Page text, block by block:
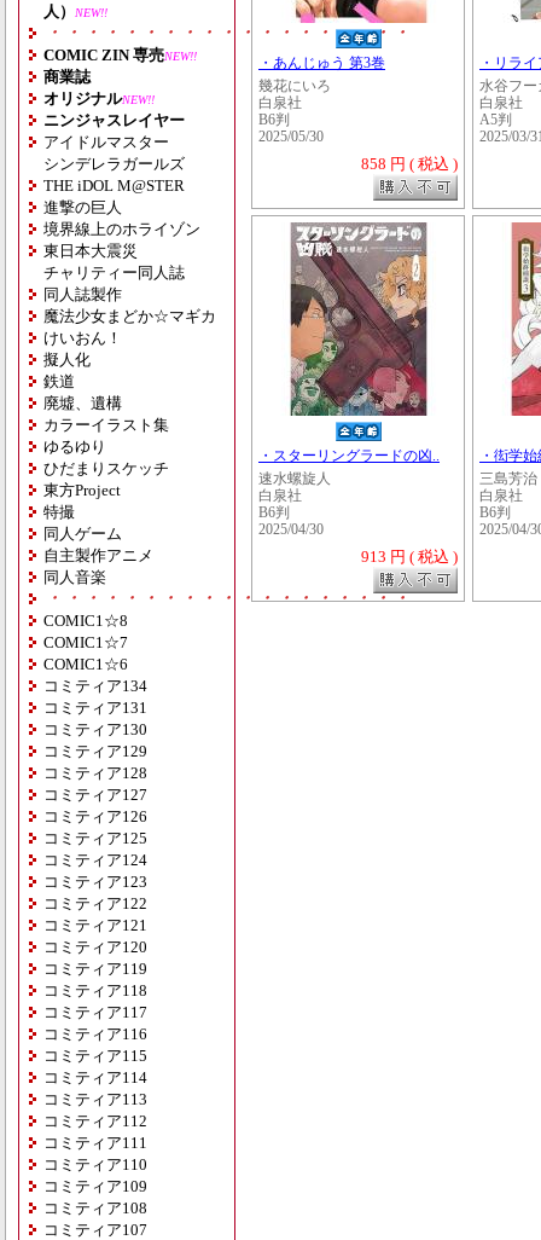
人）
NEW!!
・・・・・・・・・・・・・・・・・・・
COMIC ZIN 専売NEW!!
商業誌
オリジナルNEW!!
ニンジャスレイヤー
アイドルマスター
シンデレラガールズ
THE iDOL M@STER
進撃の巨人
境界線上のホライゾン
東日本大震災
チャリティー同人誌
同人誌製作
魔法少女まどか☆マギカ
けいおん！
擬人化
鉄道
廃墟、遺構
カラーイラスト集
ゆるゆり
ひだまりスケッチ
東方Project
特撮
同人ゲーム
自主製作アニメ
同人音楽
・・・・・・・・・・・・・・・・・・・
COMIC1☆8
COMIC1☆7
COMIC1☆6
コミティア134
コミティア131
コミティア130
コミティア129
コミティア128
コミティア127
コミティア126
コミティア125
コミティア124
コミティア123
コミティア122
コミティア121
コミティア120
コミティア119
コミティア118
コミティア117
コミティア116
コミティア115
コミティア114
コミティア113
コミティア112
コミティア111
コミティア110
コミティア109
コミティア108
コミティア107
・あんじゅう 第3巻
幾花にいろ
白泉社
B6判
2025/05/30
858 円 ( 税込 )
・リラ
水谷フー
白泉社
A5判
2025/03/
・スターリングラードの凶..
速水螺旋人
白泉社
B6判
2025/04/30
913 円 ( 税込 )
・衒学
三島芳治
白泉社
B6判
2025/04/